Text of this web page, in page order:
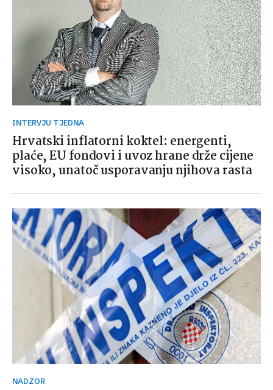
INTERVJU TJEDNA
Hrvatski inflatorni koktel: energenti,
plaće, EU fondovi i uvoz hrane drže cijene
visoko, unatoč usporavanju njihova rasta
NADZOR